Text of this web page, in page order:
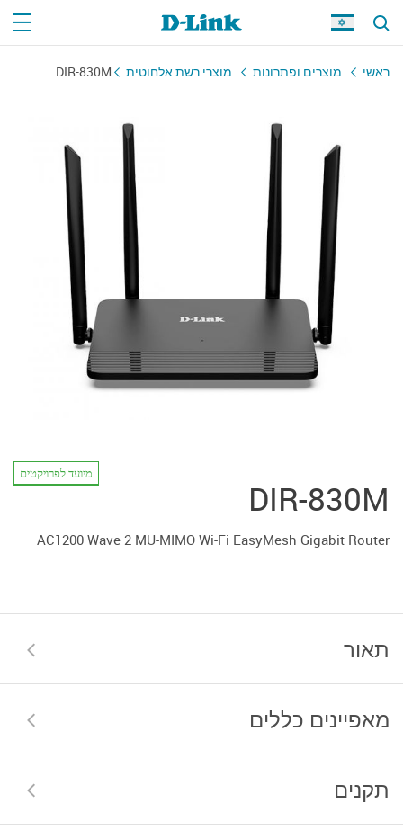
ראשי מוצרים ופתרונות מוצרי רשת אלחוטית DIR-830M
DIR-830M
מיועד לפרויקטים
AC1200 Wave 2 MU-MIMO Wi-Fi EasyMesh Gigabit Router
תאור
מאפיינים כללים
תקנים